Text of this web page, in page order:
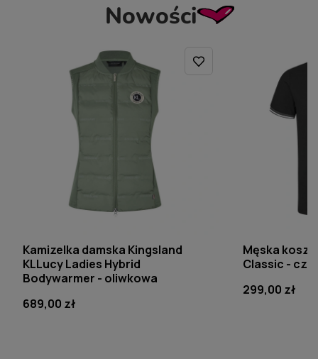
Nowości
Kamizelka damska Kingsland
KLLucy Ladies Hybrid
Bodywarmer - oliwkowa
689,00 zł
Męska
Classic -
299,00 zł